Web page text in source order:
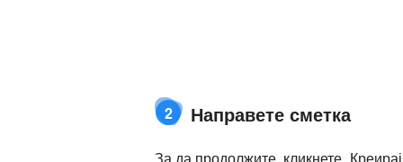
2 Направете сметка
За да продолжите, кликнете